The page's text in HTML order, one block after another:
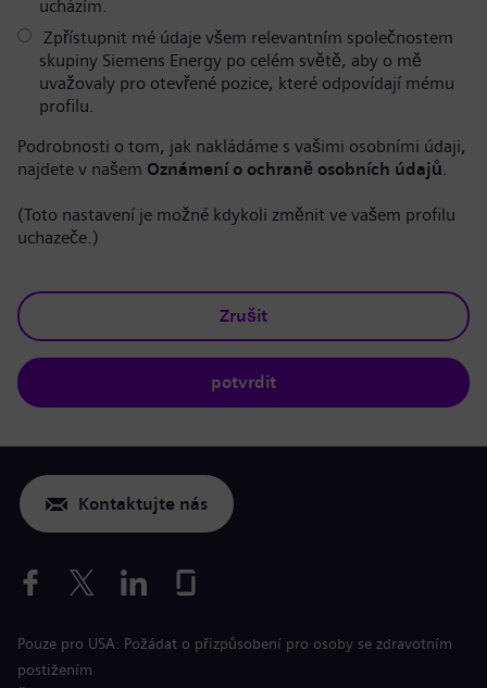
ucházím.
Zpřístupnit mé údaje všem relevantním společnostem
skupiny Siemens Energy po celém světě, aby o mě
uvažovaly pro otevřené pozice, které odpovídají mému
profilu.
Podrobnosti o tom, jak nakládáme s vašimi osobními údaji,
najdete v našem Oznámení o ochraně osobních údajů.
(Toto nastavení je možné kdykoli změnit ve vašem profilu
uchazeče.)
Zrušit
potvrdit
Kontaktujte nás
Pouze pro USA: Požádat o přizpůsobení pro osoby se zdravotním
postižením